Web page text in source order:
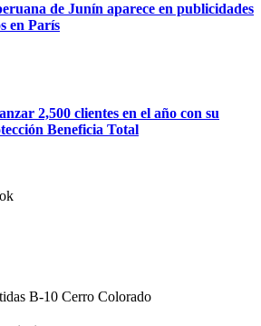
de Junín aparece en publicidades
en París
2,500 clientes en el año con su
Beneficia Total
B-10 Cerro Colorado